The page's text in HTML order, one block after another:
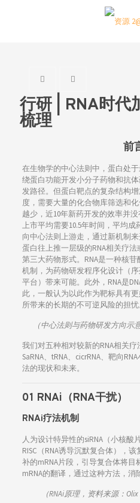
行研 | RNA时代
梳理
前
在生物学的中心法则中，蛋白处
绕蛋白功能开发小分子药物和抗
发路径。但蛋白靶点的复杂结构
度，需要大量的化合物库筛选和
越少，近10年新药开发的效率并
上市平均需要10.5年时间，平均成
向中心法则上游走，通过新机制
蛋白往上推一层级的RNA相关疗
第三大药物形式。RNA是一种核
机制，为药物研发程序化设计（
平台）带来可能。此外，RNA是
此，一般认为以此作为靶标具有
所带来的长期的不可逆风险的担忧
（中心法则与药物研发方向示
我们对五种相对较新的RNA相关疗
SaRNA、tRNA、cicrRNA、靶向
法的现状和未来。
01 RNAi（RNA干扰）
RNAi疗法机制
人为设计特异性的siRNA（小核
RISC（RNA诱导沉默复合体），
补的mRNA片段，引导复合体将目
mRNA的翻译，通过这种方法，消
（RNAi原理，资料来源：